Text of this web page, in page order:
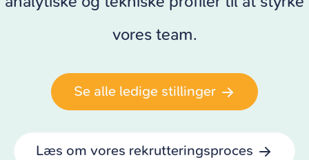
vores team.
Se alle ledige stillinger
Læs om vores rekrutteringsproces